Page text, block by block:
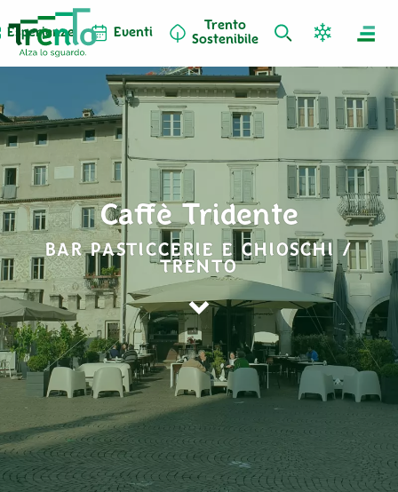
Esperienze Eventi
Trento
Sostenibile
Caffè Tridente
BAR PASTICCERIE E CHIOSCHI /
TRENTO